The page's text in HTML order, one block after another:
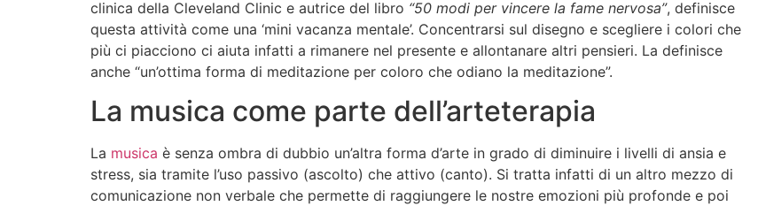
clinica della Cleveland Clinic e autrice del libro “50 modi per vincere la fame nervosa”, definisce
questa attività come una ‘mini vacanza mentale’. Concentrarsi sul disegno e scegliere i colori che
più ci piacciono ci aiuta infatti a rimanere nel presente e allontanare altri pensieri. La definisce
anche “un’ottima forma di meditazione per coloro che odiano la meditazione”.
La musica come parte dell’arteterapia
La musica è senza ombra di dubbio un’altra forma d’arte in grado di diminuire i livelli di ansia e
stress, sia tramite l’uso passivo (ascolto) che attivo (canto). Si tratta infatti di un altro mezzo di
comunicazione non verbale che permette di raggiungere le nostre emozioni più profonde e poi